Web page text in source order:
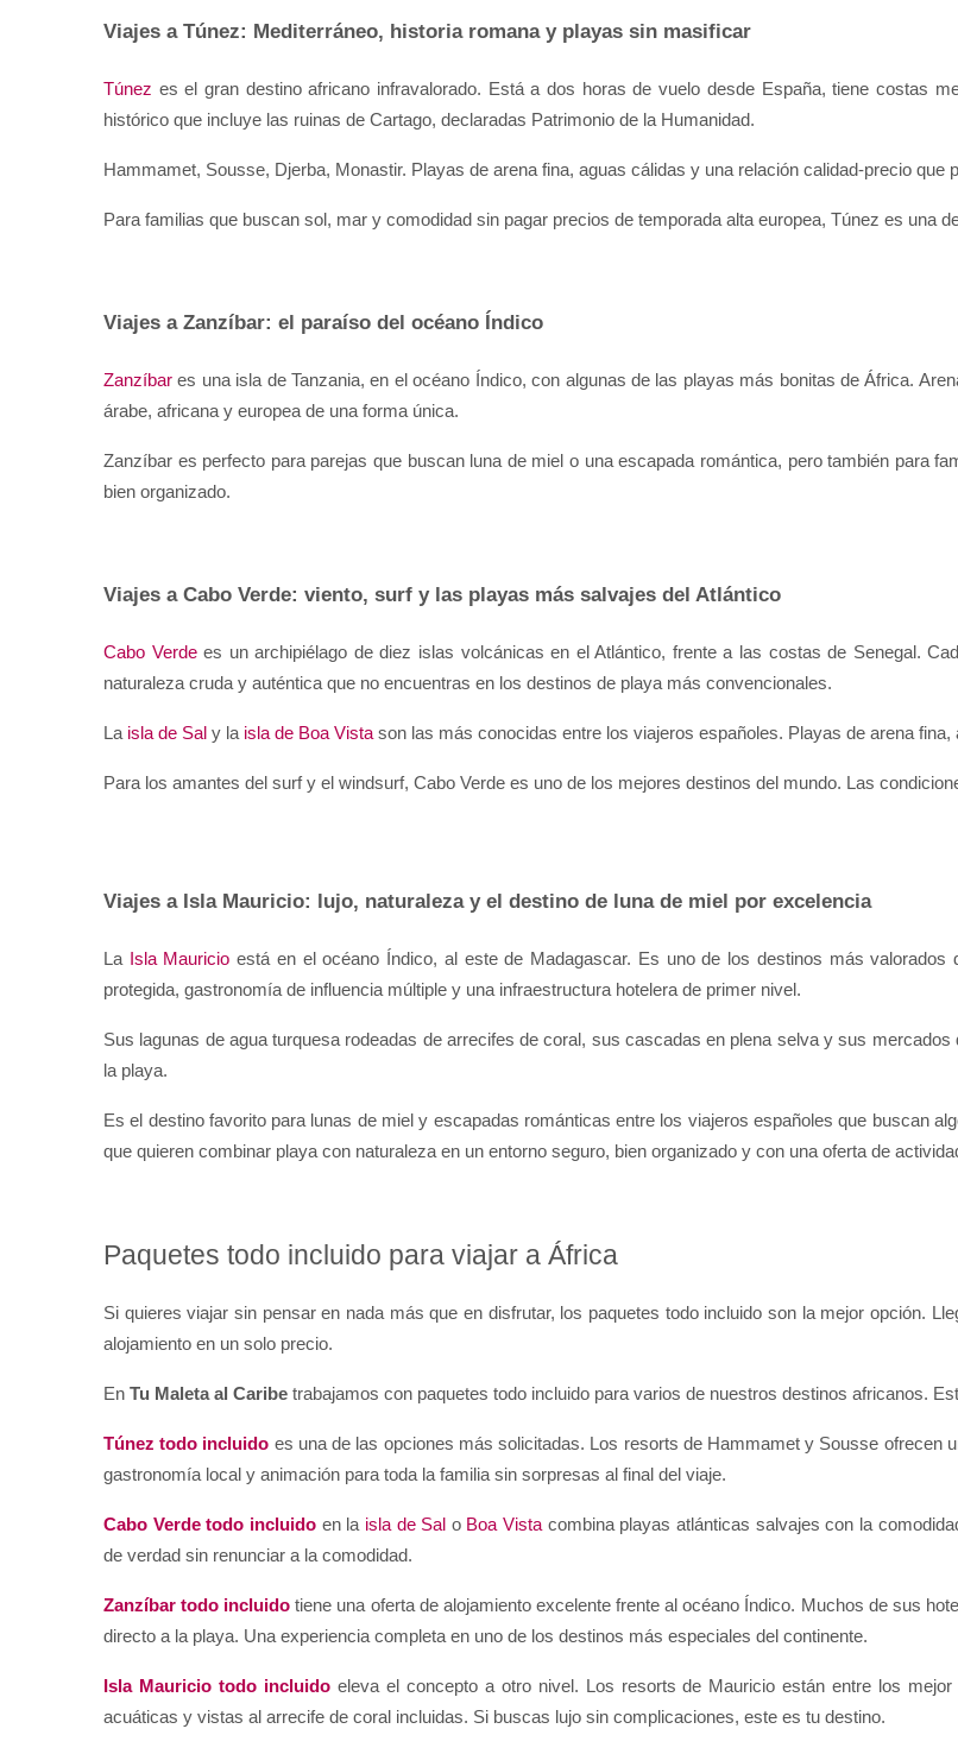
Viajes a Túnez: Mediterráneo, historia romana y playas sin masificar
Túnez es el gran destino africano infravalorado. Está a dos horas de vuelo desde España, tiene costas
histórico que incluye las ruinas de Cartago, declaradas Patrimonio de la Humanidad.
Hammamet, Sousse, Djerba, Monastir. Playas de arena fina, aguas cálidas y una relación calidad-precio que
Para familias que buscan sol, mar y comodidad sin pagar precios de temporada alta europea, Túnez es una
Viajes a Zanzíbar: el paraíso del océano Índico
Zanzíbar es una isla de Tanzania, en el océano Índico, con algunas de las playas más bonitas de África.
árabe, africana y europea de una forma única.
Zanzíbar es perfecto para parejas que buscan luna de miel o una escapada romántica, pero también para
bien organizado.
Viajes a Cabo Verde: viento, surf y las playas más salvajes del Atlántico
Cabo Verde es un archipiélago de diez islas volcánicas en el Atlántico, frente a las costas de Senegal.
naturaleza cruda y auténtica que no encuentras en los destinos de playa más convencionales.
La isla de Sal y la isla de Boa Vista son las más conocidas entre los viajeros españoles. Playas de arena
Para los amantes del surf y el windsurf, Cabo Verde es uno de los mejores destinos del mundo. Las
Viajes a Isla Mauricio: lujo, naturaleza y el destino de luna de miel por excelencia
La Isla Mauricio está en el océano Índico, al este de Madagascar. Es uno de los destinos más
protegida, gastronomía de influencia múltiple y una infraestructura hotelera de primer nivel.
Sus lagunas de agua turquesa rodeadas de arrecifes de coral, sus cascadas en plena selva y sus
la playa.
Es el destino favorito para lunas de miel y escapadas románticas entre los viajeros españoles que buscan
que quieren combinar playa con naturaleza en un entorno seguro, bien organizado y con una oferta de
Paquetes todo incluido para viajar a África
Si quieres viajar sin pensar en nada más que en disfrutar, los paquetes todo incluido son la mejor opción.
alojamiento en un solo precio.
En Tu Maleta al Caribe trabajamos con paquetes todo incluido para varios de nuestros destinos africanos.
Túnez todo incluido es una de las opciones más solicitadas. Los resorts de Hammamet y Sousse ofrecen
gastronomía local y animación para toda la familia sin sorpresas al final del viaje.
Cabo Verde todo incluido en la isla de Sal o Boa Vista combina playas atlánticas salvajes con la
de verdad sin renunciar a la comodidad.
Zanzíbar todo incluido tiene una oferta de alojamiento excelente frente al océano Índico. Muchos de sus
directo a la playa. Una experiencia completa en uno de los destinos más especiales del continente.
Isla Mauricio todo incluido eleva el concepto a otro nivel. Los resorts de Mauricio están entre los
acuáticas y vistas al arrecife de coral incluidas. Si buscas lujo sin complicaciones, este es tu destino.